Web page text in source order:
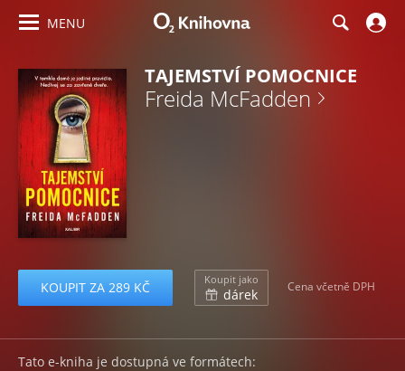
MENU
TAJEMSTVÍ POMOCNICE
Freida McFadden
KOUPIT ZA 289 KČ Koupit jako
dárek Cena včetně DPH
Tato e-kniha je dostupná ve formátech: